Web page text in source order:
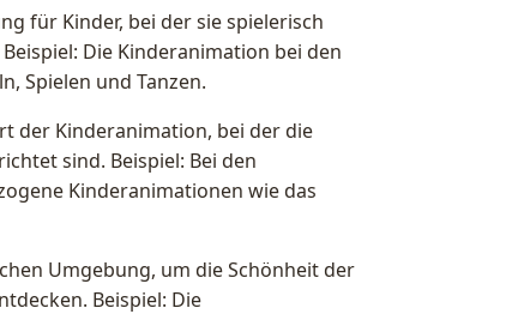
für Kinder, bei der sie spielerisch
Die Kinderanimation bei den
Spielen und Tanzen.
der Kinderanimation, bei der die
sind. Beispiel: Bei den
Kinderanimationen wie das
Umgebung, um die Schönheit der
Beispiel: Die